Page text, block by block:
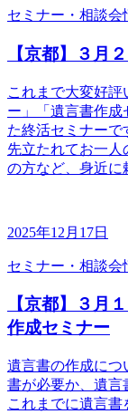
セミナー・相談会
【京都】３月
これまで大変好
ー」「遺言書作成
た終活セミナーで
先立たれてお一
の方など、身近
2025年12月17日
セミナー・相談会
【京都】３月
作成セミナー
遺言書の作成につ
書が必要か、遺言
これまでに遺言